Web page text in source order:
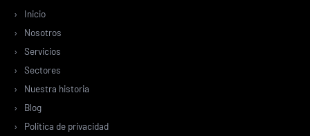
Inicio
Nosotros
Servicios
Sectores
Nuestra historia
Blog
Politica de privacidad